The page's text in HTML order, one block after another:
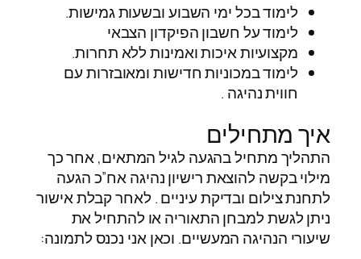
לימוד בכל ימי השבוע ובשעות גמישות.
לימוד על חשבון הפיקדון הצבאי
מקצועיות איכות ואמינות ללא תחרות.
לימוד במכוניות חדישות ומאובזרות עם
חווית נהיגה .
איך מתחילים
התהליך מתחיל בהגעה לגיל המתאים, אחר כך
מילוי בקשה להוצאת רישיון נהיגה אח”כ הגעה
לתחנת צילום ובדיקת עיניים . לאחר קבלת אישור
ניתן לגשת למבחן התאוריה או להתחיל את
שיעורי הנהיגה המעשיים. וכאן אני נכנס לתמונה: